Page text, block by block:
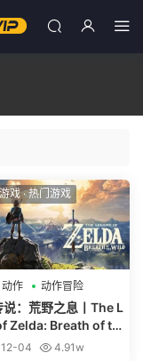
游戏·热门游戏
动作 动作冒险
说：荒野之息丨The L
Zelda: Breath of th
04 4.91w